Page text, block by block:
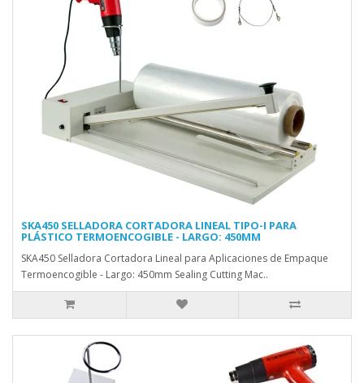
SKA450 SELLADORA CORTADORA LINEAL TIPO-I PARA
PLÁSTICO TERMOENCOGIBLE - LARGO: 450MM
SKA450 Selladora Cortadora Lineal para Aplicaciones de Empaque
Termoencogible - Largo: 450mm Sealing Cutting Mac..